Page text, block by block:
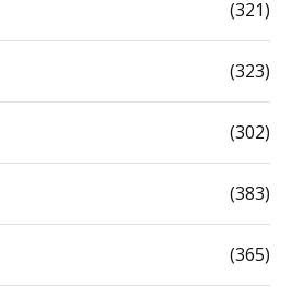
(321)
(323)
(302)
(383)
(365)